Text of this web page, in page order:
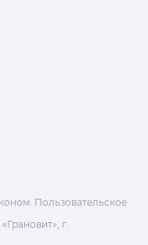
Пользовательское
г.